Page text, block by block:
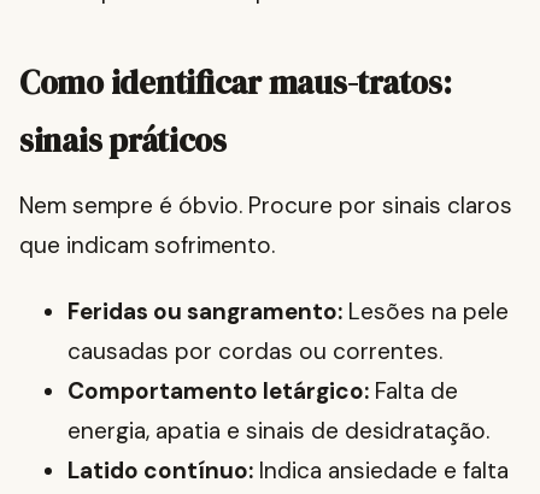
Como identificar maus-tratos:
sinais práticos
Nem sempre é óbvio. Procure por sinais claros
que indicam sofrimento.
Feridas ou sangramento: Lesões na pele
causadas por cordas ou correntes.
Comportamento letárgico: Falta de
energia, apatia e sinais de desidratação.
Latido contínuo: Indica ansiedade e falta